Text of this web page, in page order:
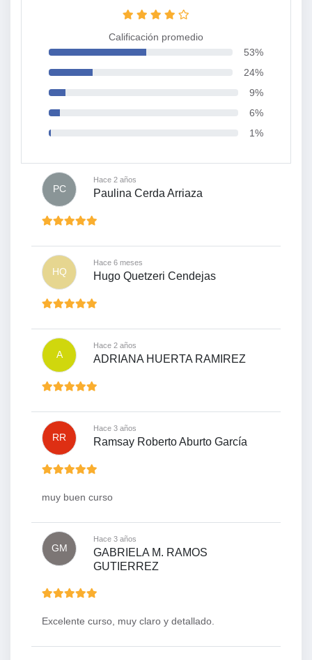
Calificación promedio
53%
24%
9%
6%
1%
PC
Hace 2 años
Paulina Cerda Arriaza
HQ
Hace 6 meses
Hugo Quetzeri Cendejas
A
Hace 2 años
ADRIANA HUERTA RAMIREZ
RR
Hace 3 años
Ramsay Roberto Aburto García
muy buen curso
GM
Hace 3 años
GABRIELA M. RAMOS
GUTIERREZ
Excelente curso, muy claro y detallado.